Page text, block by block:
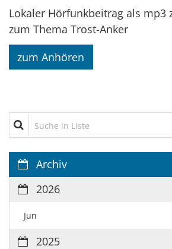
Lokaler Hörfunkbeitrag als mp3
zum Thema Trost-Anker
zum Anhören
Suche in Liste
Archiv
2026
Jun
2025